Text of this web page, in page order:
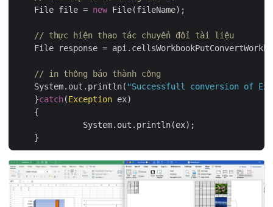
    File file =
new File(fileName);
// thực hiện thao tác chuyển đổi tài liệu
File response =
// in thông báo thành công
    System.out.println(
"Successfull conversion of
    }
catch(Exception ex)
    {